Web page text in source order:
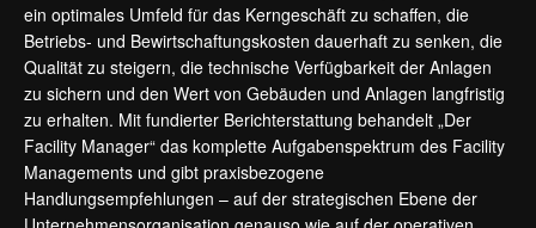
ein optimales Umfeld für das Kerngeschäft zu schaffen, die
Betriebs- und Bewirtschaftungskosten dauerhaft zu senken, die
Qualität zu steigern, die technische Verfügbarkeit der Anlagen
zu sichern und den Wert von Gebäuden und Anlagen langfristig
zu erhalten. Mit fundierter Berichterstattung behandelt „Der
Facility Manager“ das komplette Aufgabenspektrum des Facility
Managements und gibt praxisbezogene
Handlungsempfehlungen – auf der strategischen Ebene der